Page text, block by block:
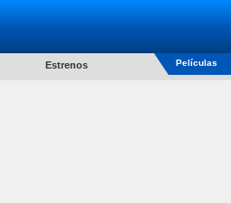
Estrenos Películas